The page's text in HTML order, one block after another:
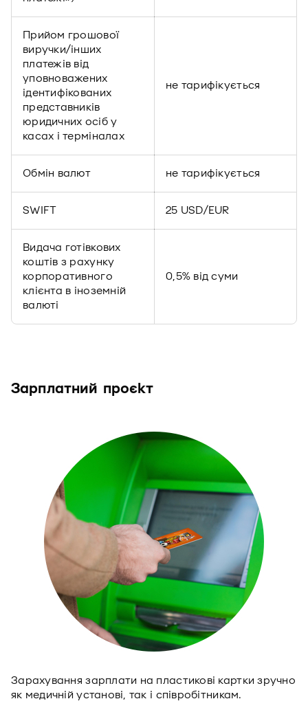
Прийом грошової
виручки/інших
платежів від
уповноважених
ідентифікованих
представників
юридичних осіб у
касах і терміналах
не тарифікується
Обмін валют не тарифікується
SWIFT 25 USD/EUR
Видача готівкових
коштів з рахунку
корпоративного
клієнта в іноземній
валюті
0,5% від суми
Зарплатний проєкт
Зарахування зарплати на пластикові картки зручно
як медичній установі, так і співробітникам.